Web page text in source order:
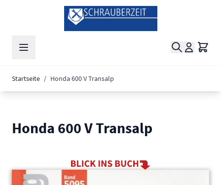
Zum Inhalt springen
Suche
Startseite / Honda 600 V Transalp
Honda 600 V Transalp
Main image
Click to view image in fullscreen